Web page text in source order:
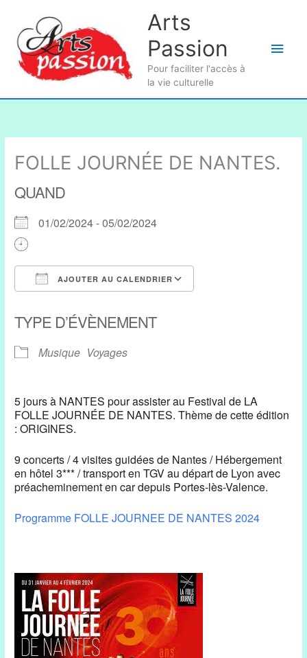
contenu
Arts
Passion
Pour faciliter l'accès à
la vie culturelle
FOLLE JOURNÉE DE NANTES.
QUAND
01/02/2024 - 05/02/2024
AJOUTER AU CALENDRIER
TYPE D’ÉVÈNEMENT
Musique Voyages
5 jours à NANTES pour assister au Festival de LA
FOLLE JOURNÉE DE NANTES. Thème de cette édition
: ORIGINES.
9 concerts / 4 visites guidées de Nantes / Hébergement
en hôtel 3*** / transport en TGV au départ de Lyon avec
préacheminement en car depuis Portes-lès-Valence.
Programme FOLLE JOURNEE DE NANTES 2024